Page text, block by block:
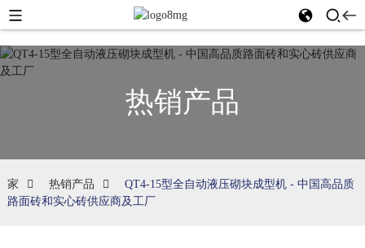
热销产品
家 热销产品
QT4-15型全自动液压砌块成型机 - 中国高品质
路面砖和实心砖供应商及工厂